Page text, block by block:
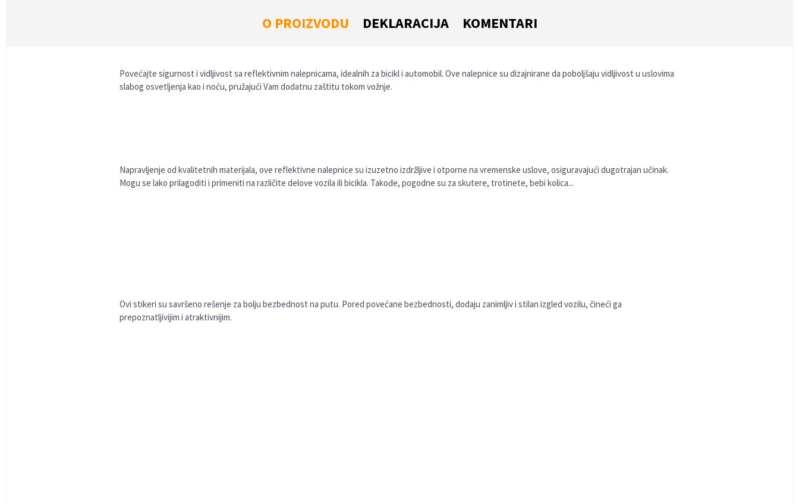
O PROIZVODU DEKLARACIJA KOMENTARI
Povećajte sigurnost i vidljivost sa reflektivnim nalepnicama, idealnih za bicikl i automobil. Ove nalepnice su dizajnirane da poboljšaju vidljivost u uslovima
slabog osvetljenja kao i noću, pružajući Vam dodatnu zaštitu tokom vožnje.
Napravljenje od kvalitetnih materijala, ove reflektivne nalepnice su izuzetno izdržljive i otporne na vremenske uslove, osiguravajući dugotrajan učinak.
Mogu se lako prilagoditi i primeniti na različite delove vozila ili bicikla. Takođe, pogodne su za skutere, trotinete, bebi kolica...
Ovi stikeri su savršeno rešenje za bolju bezbednost na putu. Pored povećane bezbednosti, dodaju zanimljiv i stilan izgled vozilu, čineći ga
prepoznatljivijim i atraktivnijim.